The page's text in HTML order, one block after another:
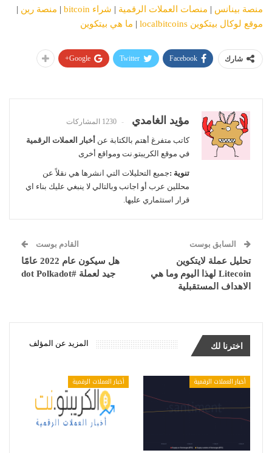
منصة بينانس | منصات العملات الرقمية | شراء bitcoin | منصة رين |
موقع لوكال بيتكوين localbitcoins
| ما هي بيتكوين
شارك Facebook
Twitter
Google+
مؤيد الغامدي 1230 المشاركات
كاتب متفرغ أهتم بالكتابة عن أخبار العملات الرقمية
في موقع الكريبتو.نت ومواقع أخرى
تنوية :جميع التحليلات التي انشرها هي نقلاً عن
محللين عرب أو اجانب وبالتالي لا ينبغي عليك بناء اي
قرار استثماري عليها.
السابق بوست
تحليل عملة لايتكوين
Litecoin لهذا اليوم وما هي
الاهداف المستقبلية
القادم بوست
هل سيكون عام 2022 عامًا
جيد لعملة #dot Polkadot
اخترنا لك المزيد عن المؤلف
أخبار العملات الرقمية أخبار العملات الرقمية